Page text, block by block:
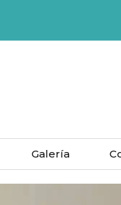
Galería